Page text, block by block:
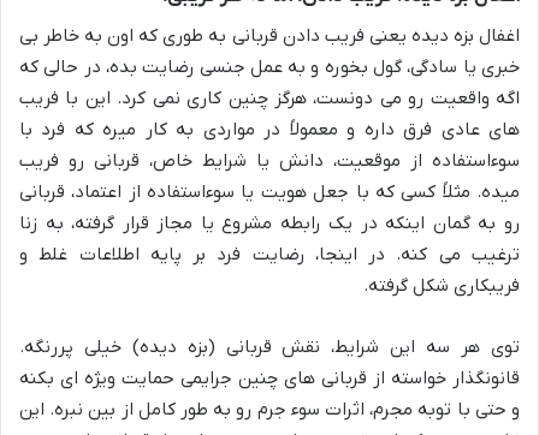
اغفال بزه دیده یعنی فریب دادن قربانی به طوری که اون به خاطر بی
خبری یا سادگی، گول بخوره و به عمل جنسی رضایت بده، در حالی که
اگه واقعیت رو می دونست، هرگز چنین کاری نمی کرد. این با فریب
های عادی فرق داره و معمولاً در مواردی به کار میره که فرد با
سوءاستفاده از موقعیت، دانش یا شرایط خاص، قربانی رو فریب
میده. مثلاً کسی که با جعل هویت یا سوءاستفاده از اعتماد، قربانی
رو به گمان اینکه در یک رابطه مشروع یا مجاز قرار گرفته، به زنا
ترغیب می کنه. در اینجا، رضایت فرد بر پایه اطلاعات غلط و
فریبکاری شکل گرفته.
توی هر سه این شرایط، نقش قربانی (بزه دیده) خیلی پررنگه.
قانونگذار خواسته از قربانی های چنین جرایمی حمایت ویژه ای بکنه
و حتی با توبه مجرم، اثرات سوء جرم رو به طور کامل از بین نبره. این